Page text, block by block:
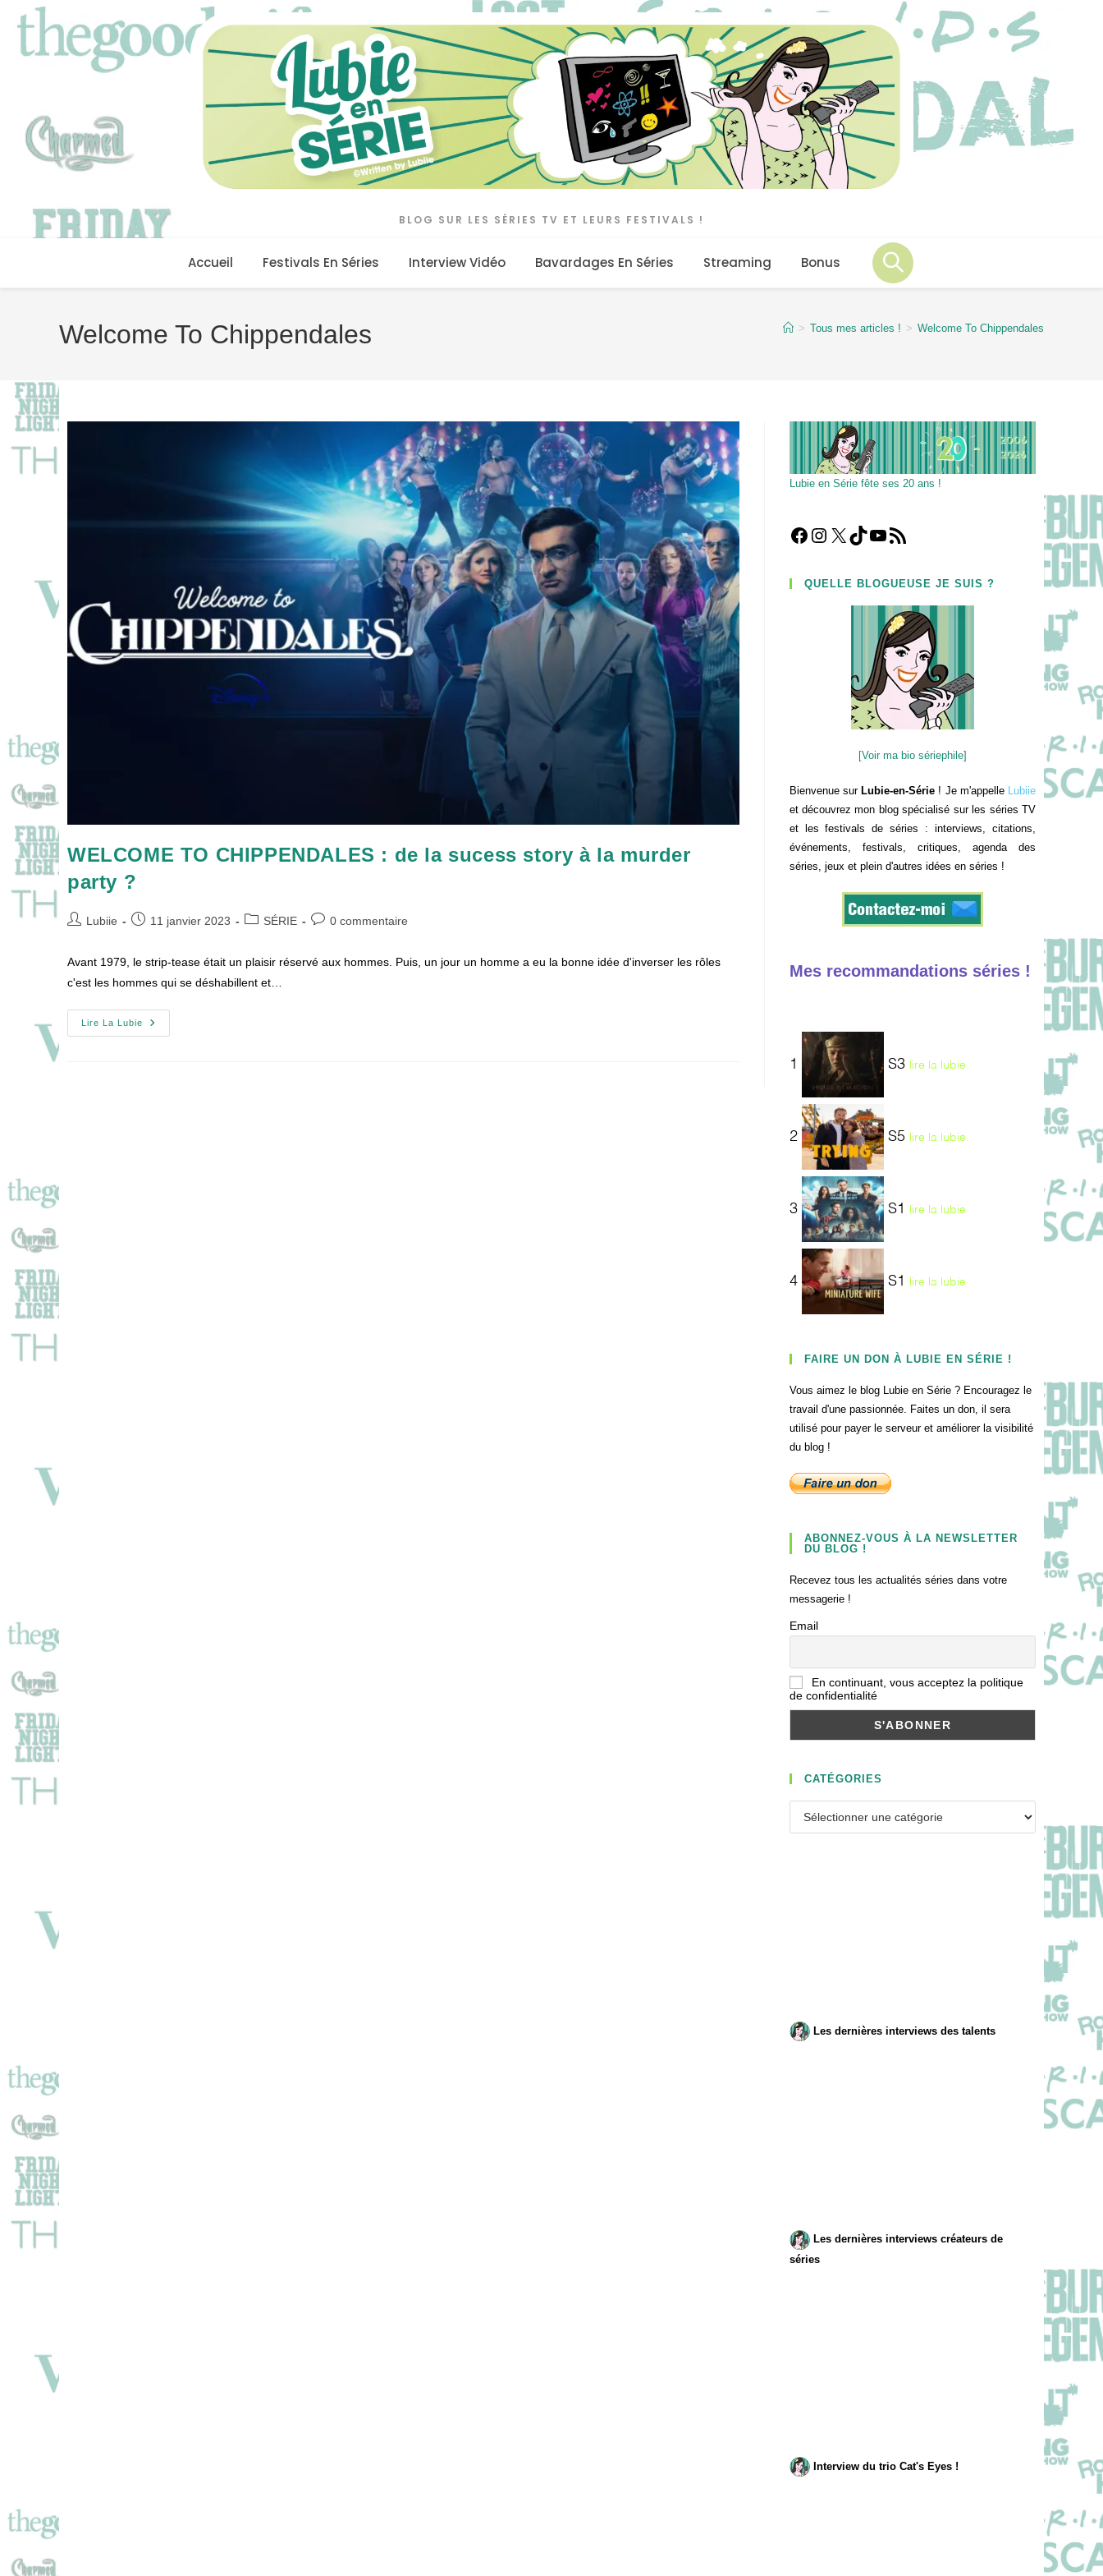
content
BLOG SUR LES SÉRIES TV ET LEURS FESTIVALS !
Accueil Festivals En Séries Interview Vidéo Bavardages En Séries Streaming Bonus
Welcome To Chippendales > Tous mes articles ! > Welcome To Chippendales
WELCOME TO CHIPPENDALES : de la sucess story à la murder
party ?
Auteur/autrice
publication :
Lubiie
Publication
11 janvier 2023
PostSÉRIE
Commentaires
0 commentaire
Avant 1979, le strip-tease était un plaisir réservé aux hommes. Puis, un jour un homme a eu la bonne idée d'inverser les rôles
c'est les hommes qui se déshabillent et…
Lire La Lubie
WELCOME
TO
Lubie en Série fête ses 20 ans !
Facebook
Instagram
X TikTokYouTube
Flux RSS
QUELLE BLOGUEUSE JE SUIS ?
[Voir ma bio sériephile]
Bienvenue sur Lubie-en-Série ! Je m'appelle Lubiie
et découvrez mon blog spécialisé sur les séries TV
et les festivals de séries : interviews, citations,
événements, festivals, critiques, agenda des
séries, jeux et plein d'autres idées en séries !
Mes recommandations séries !
1 S3 lire la lubie
2 S5 lire la lubie
3 S1 lire la lubie
4 S1 lire la lubie
FAIRE UN DON À LUBIE EN SÉRIE !
Vous aimez le blog Lubie en Série ? Encouragez le
travail d'une passionnée. Faites un don, il sera
utilisé pour payer le serveur et améliorer la visibilité
du blog !
ABONNEZ-VOUS À LA NEWSLETTER
DU BLOG !
Recevez tous les actualités séries dans votre
messagerie !
Email
En continuant, vous acceptez la politique
de confidentialité
CATÉGORIES
Les dernières interviews des talents
Les dernières interviews créateurs de
séries
Interview du trio Cat's Eyes !